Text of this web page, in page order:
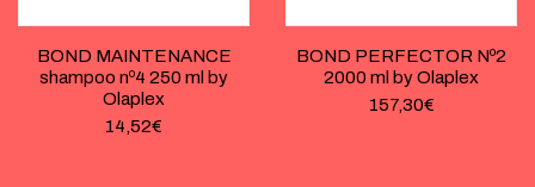
BOND MAINTENANCE
shampoo nº4 250 ml by
Olaplex
14,52€
BOND PERFECTOR Nº2
2000 ml by Olaplex
157,30€